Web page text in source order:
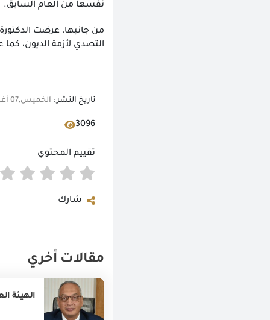
نفسها من العام السابق.
من جانبها، عرضت
التصدي لأزمة الديون،
تاريخ النشر : الخميس,07 أغسطس 2025 08:03 م
3096
تقييم المحتوي
شارك
مقالات أخري